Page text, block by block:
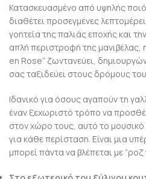
Κατασκευασμένο από υψηλής
διαθέτει προσεγμένες
γοητεία της παλιάς εποχής και
απλή περιστροφή της μανιβέλας,
en Rose” ζωντανεύει,
σας ταξιδεύει στους δρόμους
Ιδανικό για όσους αγαπούν τη
έναν ξεχωριστό τρόπο να
στον χώρο τους, αυτό το μουσικό
για κάθε περίσταση. Είναι μια
μπορεί πάντα να βλέπεται με “ροζ